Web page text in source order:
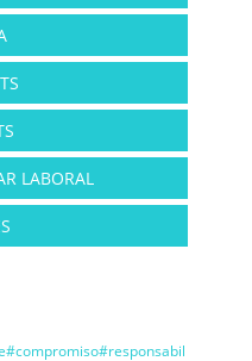
LABORAL